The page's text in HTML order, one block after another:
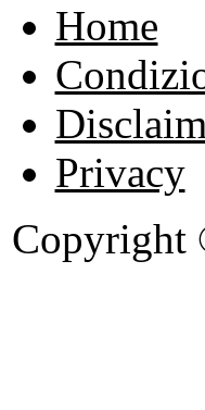
Home
Privacy
Copyright